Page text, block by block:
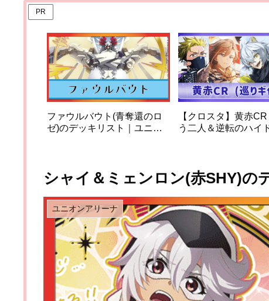
PR
ファウルバウト(青奪還のロ
ゼ)のデッキリスト｜ユニオ
【クロスタ】黄赤
う二人＆逆転のハイ
シャイ＆ミェンロン(赤SHY)の
ユニオンアリーナ